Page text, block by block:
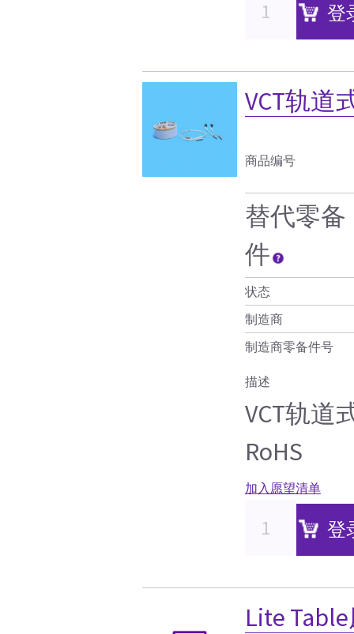
登
VCT轨道
商品编号
替代零备
件
状态
制造商
制造商零备件号
描述
VCT轨道
RoHS
加入愿望清单
登
Lite